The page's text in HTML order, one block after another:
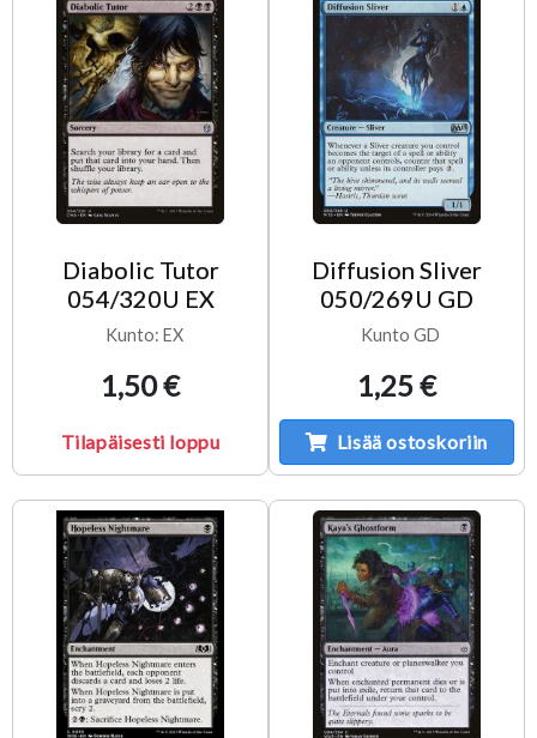
Diabolic Tutor
054/320U EX
Kunto: EX
1,50 €
Tilapäisesti loppu
Diffusion Sliver
050/269U GD
Kunto GD
1,25 €
Lisää ostoskoriin